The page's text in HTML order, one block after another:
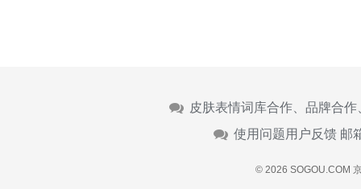
皮肤表情词库合作、品牌合
使用问题用户反馈 邮
© 2026 SOGOU.COM